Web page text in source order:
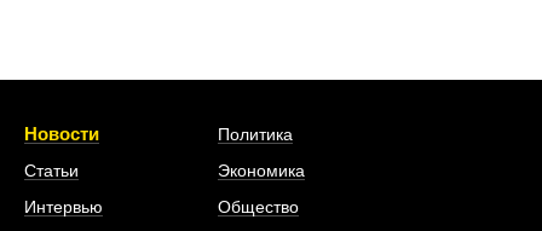
Новости
Статьи
Интервью
Политика
Экономика
Общество